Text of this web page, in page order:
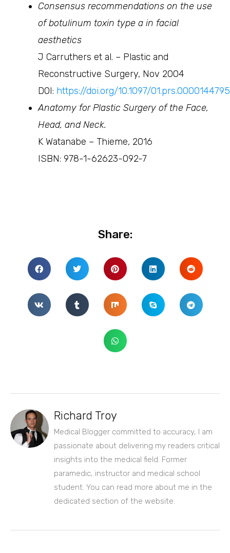
Consensus recommendations on the use
of botulinum toxin type a in facial
aesthetics
J Carruthers et al. – Plastic and
Reconstructive Surgery, Nov 2004
DOI: https://doi.org/10.1097/
Anatomy for Plastic Surgery of the Face,
Head, and Neck.
K Watanabe – Thieme, 2016
ISBN: 978-1-62623-092-7
Share:
Richard Troy
Medical Blogger committed to accuracy, I am
passionate about delivering my readers critical
insights into the medical field. Former
paramedic, instructor and medical school
student. You can read more about me in the
dedicated section of the website.